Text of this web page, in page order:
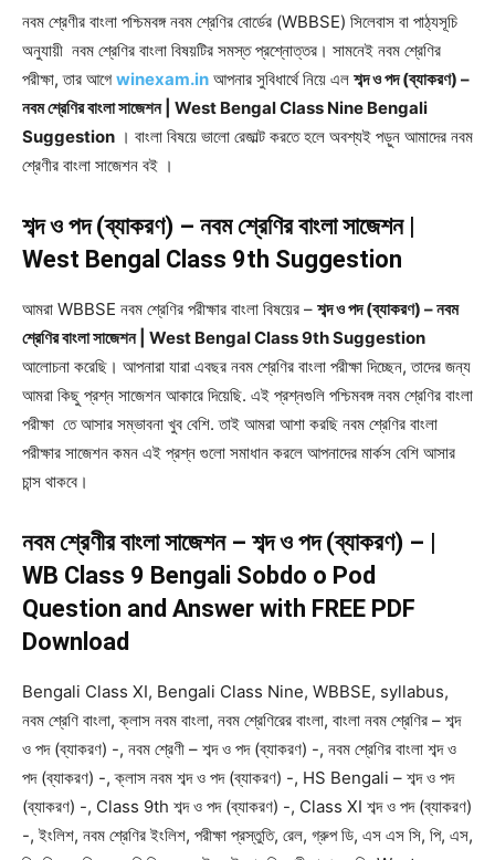
নবম শ্রেণীর বাংলা পশ্চিমবঙ্গ নবম শ্রেণির বোর্ডের (WBBSE) সিলেবাস বা পাঠ্যসূচি
অনুযায়ী নবম শ্রেণির বাংলা বিষয়টির সমস্ত প্রশ্নোত্তর। সামনেই নবম শ্রেণির
পরীক্ষা, তার আগে winexam.in আপনার সুবিধার্থে নিয়ে এল শব্দ ও পদ (ব্যাকরণ) –
নবম শ্রেণির বাংলা সাজেশন | West Bengal Class Nine Bengali
Suggestion । বাংলা বিষয়ে ভালো রেজাল্ট করতে হলে অবশ্যই পড়ুন আমাদের নবম
শ্রেণীর বাংলা সাজেশন বই ।
শব্দ ও পদ (ব্যাকরণ) – নবম শ্রেণির বাংলা সাজেশন |
West Bengal Class 9th Suggestion
আমরা WBBSE নবম শ্রেণির পরীক্ষার বাংলা বিষয়ের – শব্দ ও পদ (ব্যাকরণ) – নবম
শ্রেণির বাংলা সাজেশন | West Bengal Class 9th Suggestion
আলোচনা করেছি। আপনারা যারা এবছর নবম শ্রেণির বাংলা পরীক্ষা দিচ্ছেন, তাদের জন্য
আমরা কিছু প্রশ্ন সাজেশন আকারে দিয়েছি. এই প্রশ্নগুলি পশ্চিমবঙ্গ নবম শ্রেণির বাংলা
পরীক্ষা তে আসার সম্ভাবনা খুব বেশি. তাই আমরা আশা করছি নবম শ্রেণির বাংলা
পরীক্ষার সাজেশন কমন এই প্রশ্ন গুলো সমাধান করলে আপনাদের মার্কস বেশি আসার
চান্স থাকবে।
নবম শ্রেণীর বাংলা সাজেশন – শব্দ ও পদ (ব্যাকরণ) – |
WB Class 9 Bengali Sobdo o Pod
Question and Answer with FREE PDF
Download
Bengali Class XI, Bengali Class Nine, WBBSE, syllabus,
নবম শ্রেণি বাংলা, ক্লাস নবম বাংলা, নবম শ্রেণিরের বাংলা, বাংলা নবম শ্রেণির – শব্দ
ও পদ (ব্যাকরণ) -, নবম শ্রেণী – শব্দ ও পদ (ব্যাকরণ) -, নবম শ্রেণির বাংলা শব্দ ও
পদ (ব্যাকরণ) -, ক্লাস নবম শব্দ ও পদ (ব্যাকরণ) -, HS Bengali – শব্দ ও পদ
(ব্যাকরণ) -, Class 9th শব্দ ও পদ (ব্যাকরণ) -, Class XI শব্দ ও পদ (ব্যাকরণ)
-, ইংলিশ, নবম শ্রেণির ইংলিশ, পরীক্ষা প্রস্তুতি, রেল, গ্রুপ ডি, এস এস সি, পি, এস,